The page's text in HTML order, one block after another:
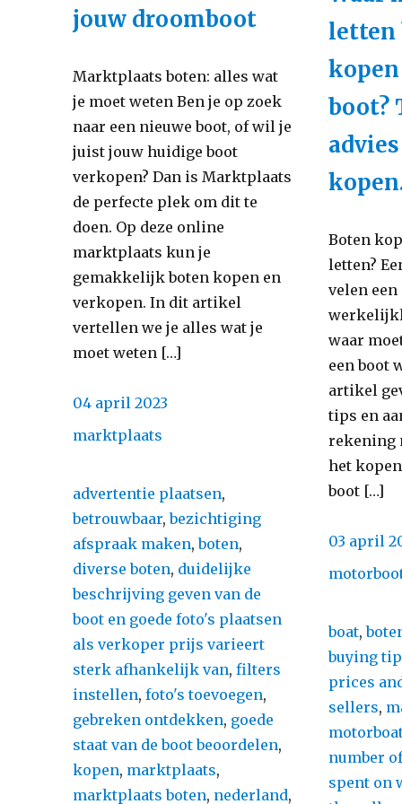
boot!
voor
moet
je
bij
de
verkoop
van
jouw
boot?
jouw droomboot
Marktplaats boten: alles wat
je moet weten Ben je op zoek
naar een nieuwe boot, of wil je
juist jouw huidige boot
verkopen? Dan is Marktplaats
de perfecte plek om dit te
doen. Op deze online
marktplaats kun je
gemakkelijk boten kopen en
verkopen. In dit artikel
vertellen we je alles wat je
moet weten […]
Posted
04 april 2023
Categories
marktplaats
Tags
advertentie plaatsen,
betrouwbaar,bezichtiging
afspraak maken,boten,
diverse boten, duidelijke
beschrijving geven van de
boot en goede foto's plaatsen
als verkoper prijs varieert
sterk afhankelijk van,filters
instellen,foto's toevoegen,
gebreken ontdekken, goede
staat van de boot beoordelen,
kopen, marktplaats,
marktplaats boten, nederland,
letten
kopen
boot?
Boten
letten?
velen
waar
een boot
artikel
tips en
rekening
het
boot […]
Posted
03 april
Tags
boat,
buying
prices
sellers,
number
spent on